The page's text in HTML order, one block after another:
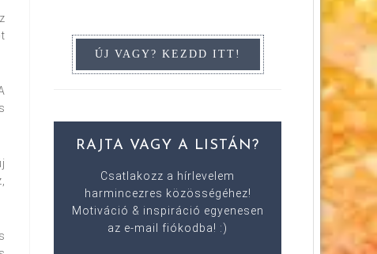
RAJTA VAGY A LISTÁN?
Csatlakozz a hírlevelem
harmincezres közösségéhez!
Motiváció & inspiráció egyenesen
az e-mail fiókodba! :)